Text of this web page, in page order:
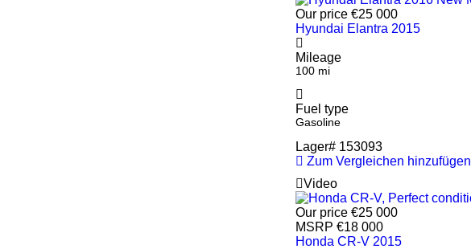
Our price €25 000
Hyundai Elantra 2015
Mileage
100 mi
Fuel type
Gasoline
Lager# 153093
Zum Vergleichen hinzufügen
Video
Our price €25 000
MSRP €18 000
Honda CR-V 2015